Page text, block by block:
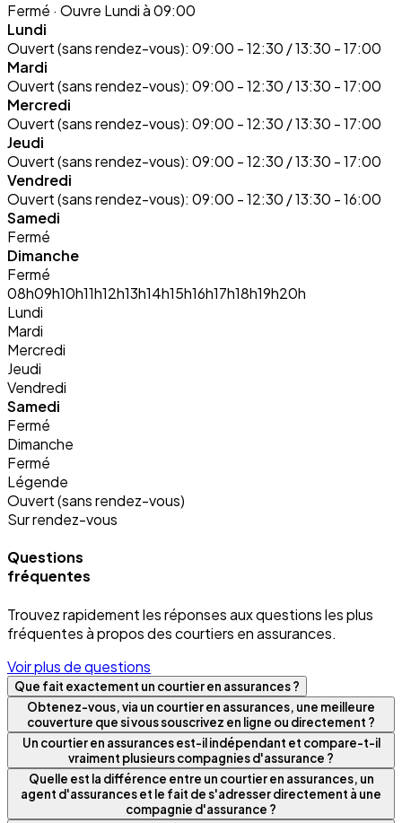
Fermé · Ouvre Lundi à 09:00
Lundi
Ouvert (sans rendez-vous): 09:00 - 12:30 / 13:30 - 17:00
Mardi
Ouvert (sans rendez-vous): 09:00 - 12:30 / 13:30 - 17:00
Mercredi
Ouvert (sans rendez-vous): 09:00 - 12:30 / 13:30 - 17:00
Jeudi
Ouvert (sans rendez-vous): 09:00 - 12:30 / 13:30 - 17:00
Vendredi
Ouvert (sans rendez-vous): 09:00 - 12:30 / 13:30 - 16:00
Samedi
Fermé
Dimanche
Fermé
08h09h10h11h12h13h14h15h16h17h18h19h20h
Lundi
Mardi
Mercredi
Jeudi
Vendredi
Samedi
Fermé
Dimanche
Fermé
Légende
Ouvert (sans rendez-vous)
Sur rendez-vous
Questions
fréquentes
Trouvez rapidement les réponses aux questions les plus
fréquentes à propos des courtiers en assurances.
Voir plus de questions
Que fait exactement un courtier en assurances ?
Obtenez-vous, via un courtier en assurances, une meilleure
couverture que si vous souscrivez en ligne ou directement ?
Un courtier en assurances est-il indépendant et compare-t-il
vraiment plusieurs compagnies d'assurance ?
Quelle est la différence entre un courtier en assurances, un
agent d'assurances et le fait de s'adresser directement à une
compagnie d'assurance ?